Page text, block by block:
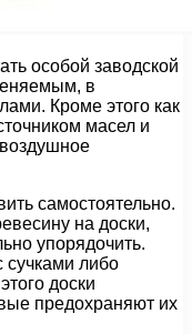
особой заводской
в
Кроме этого как
масел и
самостоятельно.
на доски,
упорядочить.
сучками либо
доски
предохраняют их